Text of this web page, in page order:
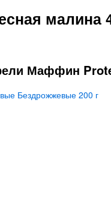
малина
Маффин